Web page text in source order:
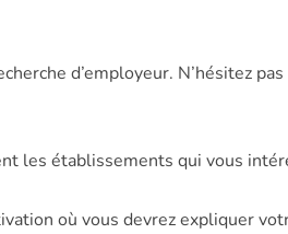
d’employeur. N’hésitez
les établissements qui vous
où vous devrez expliquer